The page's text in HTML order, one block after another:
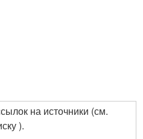
на источники (см.
).